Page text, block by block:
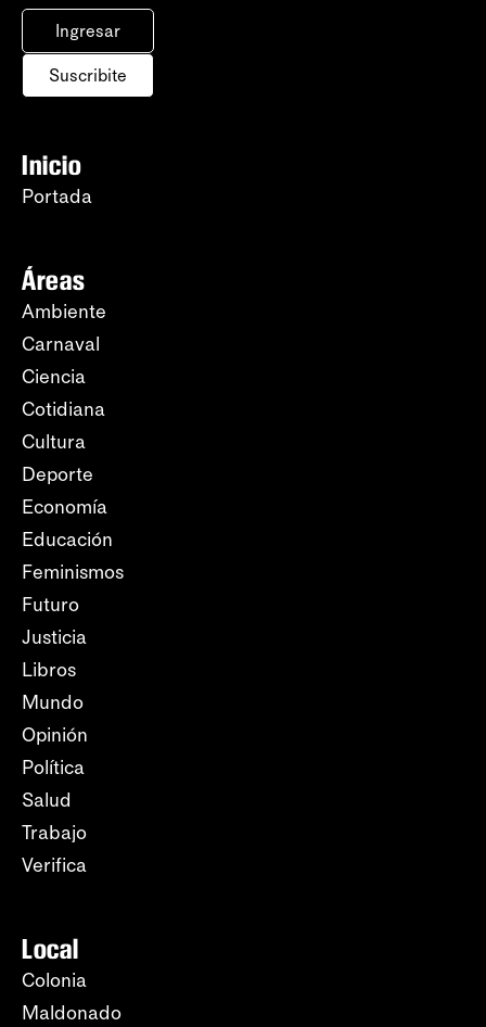
Ingresar
Suscribite
Inicio
Portada
Áreas
Ambiente
Carnaval
Ciencia
Cotidiana
Cultura
Deporte
Economía
Educación
Feminismos
Futuro
Justicia
Libros
Mundo
Opinión
Política
Salud
Trabajo
Verifica
Local
Colonia
Maldonado